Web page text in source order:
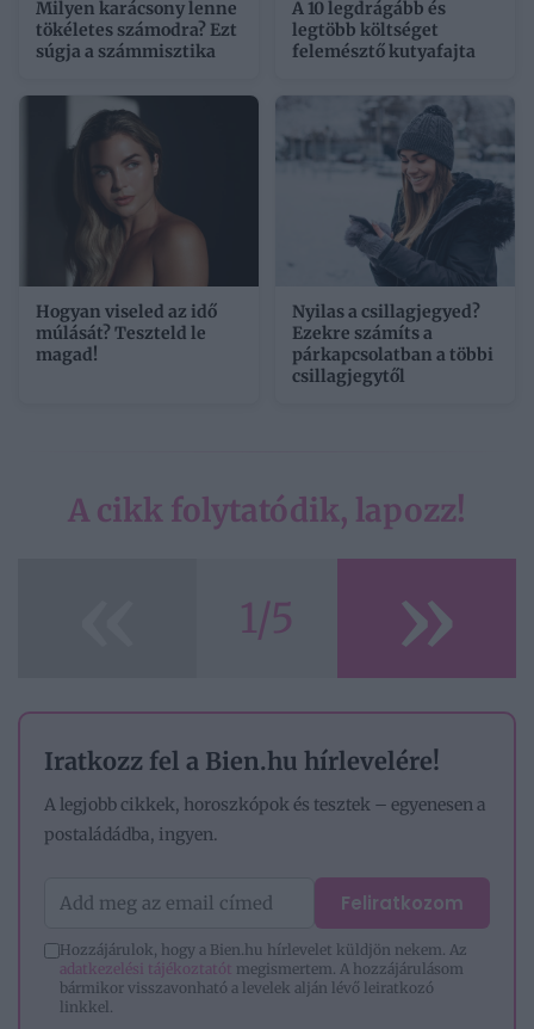
Milyen karácsony lenne
tökéletes számodra? Ezt
súgja a számmisztika
A 10 legdrágább és
legtöbb költséget
felemésztő kutyafajta
Hogyan viseled az idő
múlását? Teszteld le
magad!
Nyilas a csillagjegyed?
Ezekre számíts a
párkapcsolatban a többi
csillagjegytől
A cikk folytatódik, lapozz!
1/5 »
Iratkozz fel a Bien.hu hírlevelére!
A legjobb cikkek, horoszkópok és tesztek – egyenesen a
postaládádba, ingyen.
Feliratkozom
Hozzájárulok, hogy a Bien.hu hírlevelet küldjön nekem. Az
adatkezelési tájékoztatót megismertem. A hozzájárulásom
bármikor visszavonható a levelek alján lévő leiratkozó
linkkel.